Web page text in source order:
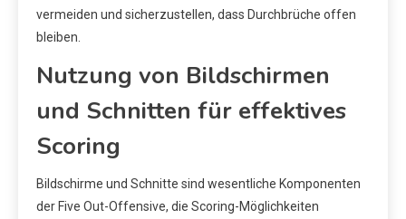
vermeiden und sicherzustellen, dass Durchbrüche offen
bleiben.
Nutzung von Bildschirmen
und Schnitten für effektives
Scoring
Bildschirme und Schnitte sind wesentliche Komponenten
der Five Out-Offensive, die Scoring-Möglichkeiten